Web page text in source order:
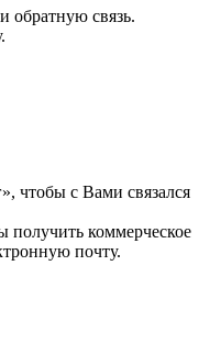
связь.
чтобы с Вами связался
получить коммерческое
почту.